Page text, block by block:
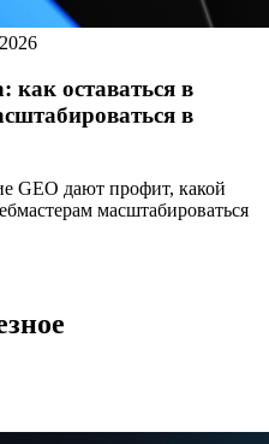
оставаться в
в
GEO дают профит, какой
масштабироваться